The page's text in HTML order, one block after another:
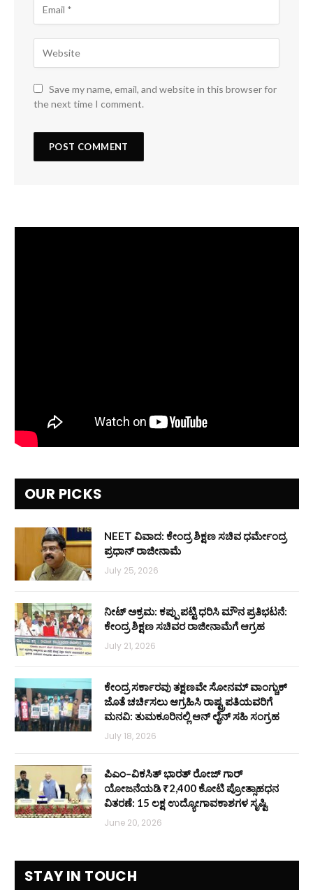
Save my name, email, and website in this browser for
the next time I comment.
OUR PICKS
NEET ವಿವಾದ: ಕೇಂದ್ರ ಶಿಕ್ಷಣ ಸಚಿವ ಧರ್ಮೇಂದ್ರ
ಪ್ರಧಾನ್ ರಾಜೀನಾಮೆ
July 25, 2026
ನೀಟ್ ಅಕ್ರಮ: ಕಪ್ಪು ಪಟ್ಟಿ ಧರಿಸಿ ಮೌನ ಪ್ರತಿಭಟನೆ:
ಕೇಂದ್ರ ಶಿಕ್ಷಣ ಸಚಿವರ ರಾಜೀನಾಮೆಗೆ ಆಗ್ರಹ
July 21, 2026
ಕೇಂದ್ರ ಸರ್ಕಾರವು ತಕ್ಷಣವೇ ಸೋನಮ್ ವಾಂಗ್ಚುಕ್
ಜೊತೆ ಚರ್ಚಿಸಲು ಆಗ್ರಹಿಸಿ ರಾಷ್ಟ್ರಪತಿಯವರಿಗೆ
ಮನವಿ: ತುಮಕೂರಿನಲ್ಲಿ ಆನ್‌ ಲೈನ್ ಸಹಿ ಸಂಗ್ರಹ
July 18, 2026
ಪಿಎಂ–ವಿಕಸಿತ್ ಭಾರತ್ ರೋಜ್‌ ಗಾರ್
ಯೋಜನೆಯಡಿ ₹2,400 ಕೋಟಿ ಪ್ರೋತ್ಸಾಹಧನ
ವಿತರಣೆ: 15 ಲಕ್ಷ ಉದ್ಯೋಗಾವಕಾಶಗಳ ಸೃಷ್ಟಿ
June 20, 2026
STAY IN TOUCH